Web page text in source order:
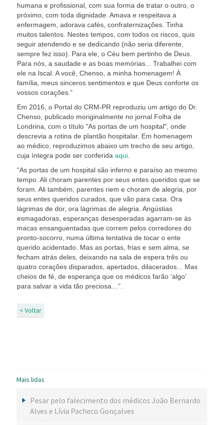
humana e profissional, com sua forma de tratar o outro, o
próximo, com toda dignidade. Amava e respeitava a
enfermagem, adorava cafés, confraternizações. Tinha
muitos talentos. Nestes tempos, com todos os riscos, quis
seguir atendendo e se dedicando (não seria diferente,
sempre fez isso). Para ele, o Céu bem pertinho de Deus.
Para nós, a saudade e as boas memórias... Trabalhei com
ele na Iscal. A você, Chenso, a minha homenagem! À
família, meus sinceros sentimentos e que Deus conforte os
vossos corações.”
Em 2016, o Portal do CRM-PR reproduziu um artigo do Dr.
Chenso, publicado moriginalmente no jornal Folha de
Londrina, com o título "As portas de um hospital", onde
descrevia a rotina de plantão hospitalar. Em homenagem
ao médico, reproduzimos abaixo um trecho de seu artigo,
cuja íntegra pode ser conferida aqui
“As portas de um hospital são inferno e paraíso ao mesmo
tempo. Ali choram parentes por seus entes queridos que se
foram. Ali também, parentes riem e choram de alegria, por
seus entes queridos curados, que vão para casa. Ora
lágrimas de dor, ora lágrimas de alegria. Angústias
esmagadoras, esperanças desesperadas agarram-se às
macas ensanguentadas que correm pelos corredores do
pronto-socorro, numa última tentativa de tocar o ente
querido acidentado. Mas as portas, frias e sem alma, se
fecham atrás deles, deixando na sala de espera três ou
quatro corações disparados, apertados, dilacerados... Mas
cheios de fé, de esperança que os médicos farão ‘algo’
para salvar a vida tão preciosa…”.
< Voltar
Mais lidas
Pesar pelo falecimento dos médicos João Bernardo
Alves e Lívia Pacheco Gonçalves